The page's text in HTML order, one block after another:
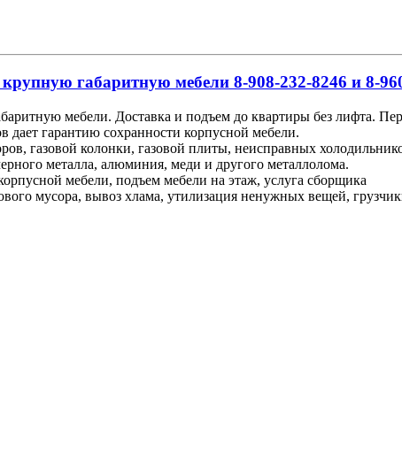
габаритную мебели 8-908-232-8246 и 8-
мебели. Доставка и подъем до квартиры без лифта.
дает гарантию сохранности корпусной мебели.
газовой колонки, газовой плиты, неисправных
металла, алюминия, меди и другого металлолома.
мебели, подъем мебели на этаж, услуга сборщика
мусора, вывоз хлама, утилизация ненужных вещей,